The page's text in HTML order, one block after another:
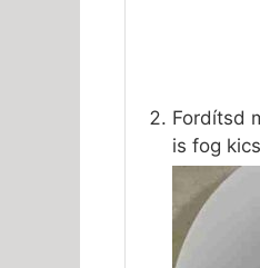
Fordítsd
is fog